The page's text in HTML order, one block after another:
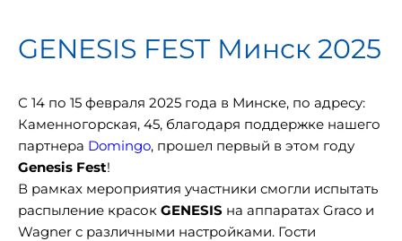
GENESIS FEST Минск 2025
С 14 по 15 февраля 2025 года в Минске, по адресу:
Каменногорская, 45, благодаря поддержке нашего
партнера Domingo, прошел первый в этом году
Genesis Fest!
В рамках мероприятия участники смогли испытать
распыление красок GENESIS на аппаратах Graco и
Wagner с различными настройками. Гости